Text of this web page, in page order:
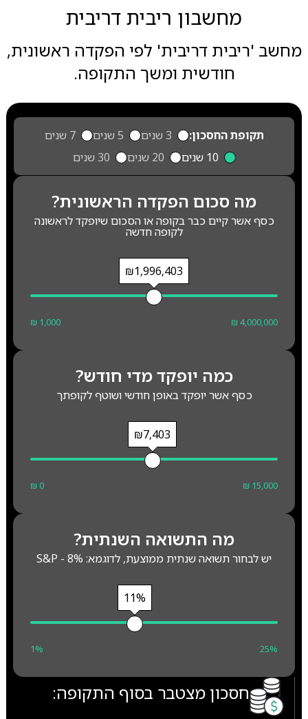
מחשבון ריבית דריבית
מחשב 'ריבית דריבית' לפי הפקדה ראשונית,
חודשית ומשך התקופה.
תקופת החסכון: 3 שנים 5 שנים
7 שנים
10 שנים
20 שנים 30 שנים
מה סכום הפקדה הראשונית?
כסף אשר קיים כבר בקופה או הסכום שיופקד לראשונה
לקופה חדשה
₪1,996,403
₪ 1,000 ₪ 4,000,000
כמה יופקד מדי חודש?
כסף אשר יופקד באופן חודשי ושוטף לקופתך
₪7,403
₪ 0 ₪ 15,000
מה התשואה השנתית?
יש לבחור תשואה שנתית ממוצעת, לדוגמא: S&P - 8%
11%
1% 25%
חסכון מצטבר בסוף התקופה: